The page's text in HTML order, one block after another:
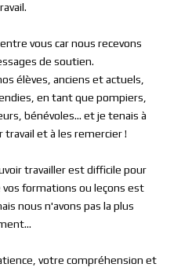
vous car nous recevons
de soutien.
élèves, anciens et actuels,
en tant que pompiers,
bénévoles... et je tenais à
travail et à les remercier !
travailler est difficile pour
vos formations ou leçons est
nous n'avons pas la plus
votre compréhension et